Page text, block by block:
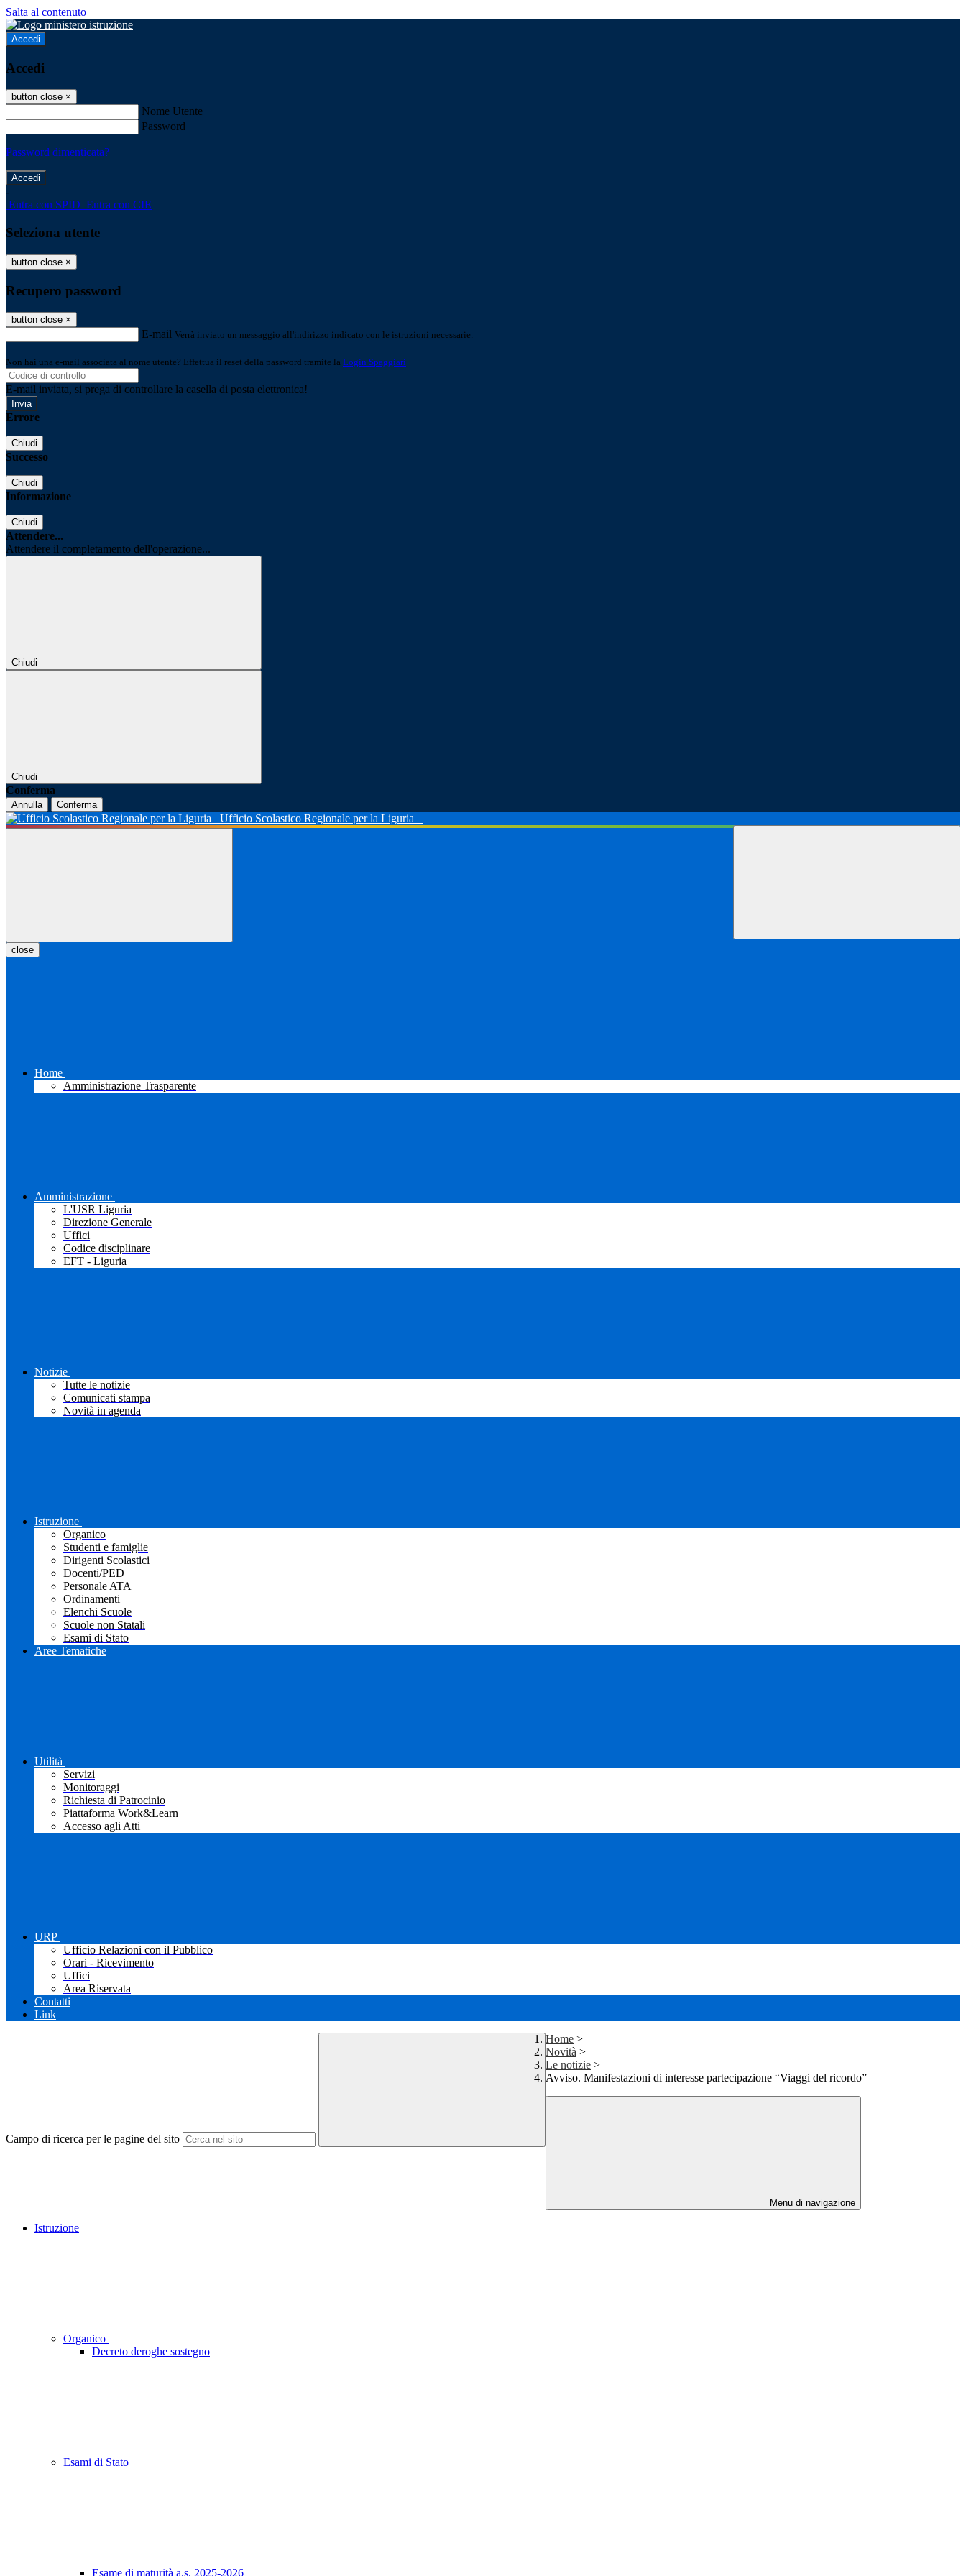
Salta al contenuto
Accedi
Accedi
button close ×
Nome Utente
Password
Password dimenticata?
-
Entra con SPID Entra con CIE
Seleziona utente
button close ×
Recupero password
button close ×
E-mail Verrà inviato un messaggio all'indirizzo indicato con le istruzioni necessarie.
Non hai una e-mail associata al nome utente? Effettua il reset della password tramite la Login Spaggiari
E-mail inviata, si prega di controllare la casella di posta elettronica!
Errore
Chiudi
Successo
Chiudi
Informazione
Chiudi
Attendere...
Attendere il completamento dell'operazione...
Chiudi
Chiudi
Conferma
Annulla Conferma
Ufficio Scolastico Regionale per la Liguria
close
Home
Amministrazione Trasparente
Amministrazione
L'USR Liguria
Direzione Generale
Uffici
Codice disciplinare
EFT - Liguria
Notizie
Tutte le notizie
Comunicati stampa
Novità in agenda
Istruzione
Organico
Studenti e famiglie
Dirigenti Scolastici
Docenti/PED
Personale ATA
Ordinamenti
Elenchi Scuole
Scuole non Statali
Esami di Stato
Aree Tematiche
Utilità
Servizi
Monitoraggi
Richiesta di Patrocinio
Piattaforma Work&Learn
Accesso agli Atti
URP
Ufficio Relazioni con il Pubblico
Orari - Ricevimento
Uffici
Area Riservata
Contatti
Link
Campo di ricerca per le pagine del sito
Home >
Novità >
Le notizie >
Avviso. Manifestazioni di interesse partecipazione “Viaggi del ricordo”
Menu di navigazione
Istruzione
Organico
Decreto deroghe sostegno
Esami di Stato
Esame di maturità a.s. 2025-2026